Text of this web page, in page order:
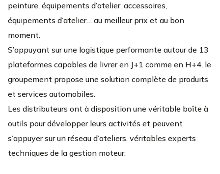
peinture, équipements d’atelier, accessoires,
équipements d’atelier… au meilleur prix et au bon
moment.
S’appuyant sur une logistique performante autour de 13
plateformes capables de livrer en J+1 comme en H+4, le
groupement propose une solution complète de produits
et services automobiles.
Les distributeurs ont à disposition une véritable boîte à
outils pour développer leurs activités et peuvent
s’appuyer sur un réseau d’ateliers, véritables experts
techniques de la gestion moteur.